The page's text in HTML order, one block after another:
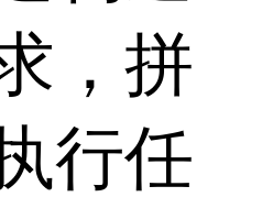
，拼
行任